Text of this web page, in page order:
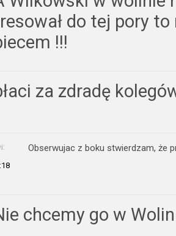
do tej pory to
!!!
za zdradę
Obserwujac z boku stwierdzam, że
chcemy go w